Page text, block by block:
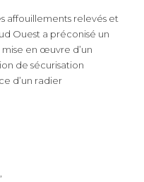
affouillements relevés et
Ouest a préconisé un
en œuvre d’un
de sécurisation
d’un radier